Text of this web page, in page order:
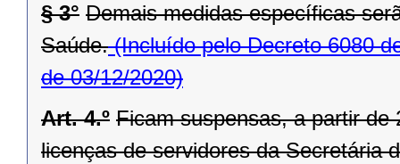
§ 3° Demais medidas específicas
Saúde.(Incluído pelo Decreto 6080
de 03/12/2020)
Art. 4.º Ficam suspensas, a partir de
licenças de servidores da Secretária